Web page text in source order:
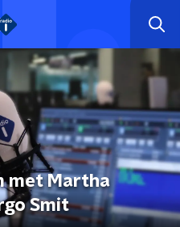
met Martha
Smit